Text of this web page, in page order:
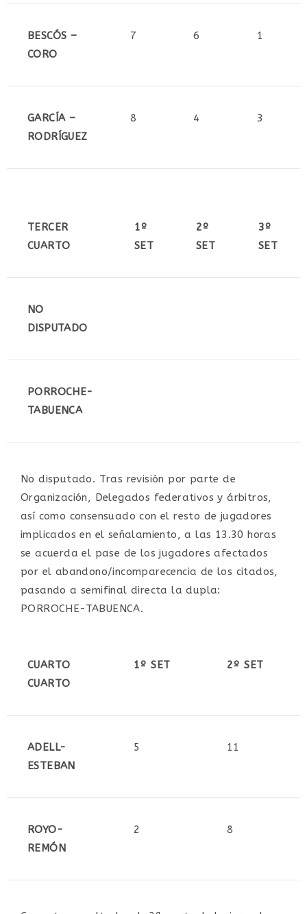
BESCÓS –
CORO
7 6 1
GARCÍA –
RODRÍGUEZ
8 4 3
TERCER
CUARTO
1º
SET
2º
SET
3º
SET
NO
DISPUTADO
PORROCHE-
TABUENCA
No disputado. Tras revisión por parte de
Organización, Delegados federativos y árbitros,
así como consensuado con el resto de jugadores
implicados en el señalamiento, a las 13.30 horas
se acuerda el pase de los jugadores afectados
por el abandono/incomparecencia de los citados,
pasando a semifinal directa la dupla:
PORROCHE-TABUENCA.
CUARTO
CUARTO
1º SET 2º SET
ADELL-
ESTEBAN
5 11
ROYO-
REMÓN
2 8